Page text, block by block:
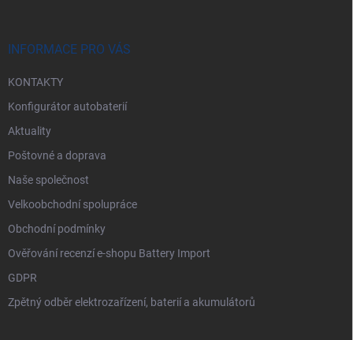
INFORMACE PRO VÁS
KONTAKTY
Konfigurátor autobaterií
Aktuality
Poštovné a doprava
Naše společnost
Velkoobchodní spolupráce
Obchodní podmínky
Ověřování recenzí e-shopu Battery Import
GDPR
Zpětný odběr elektrozařízení, baterií a akumulátorů